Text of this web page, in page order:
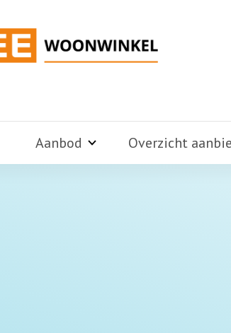
Aanbod Overzicht